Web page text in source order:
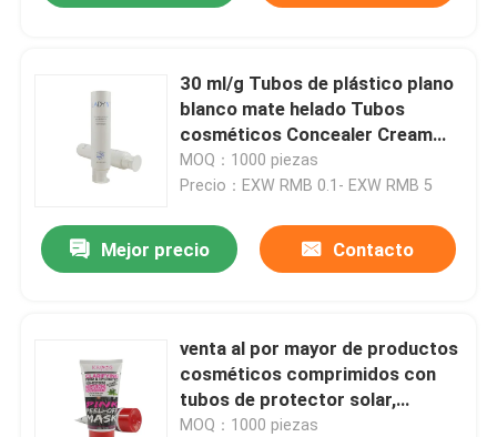
30 ml/g Tubos de plástico plano
blanco mate helado Tubos
cosméticos Concealer Cream
Foundation Tubos de embalaje
líquidos BB Cream
MOQ：1000 piezas
Precio：EXW RMB 0.1- EXW RMB 5
Mejor precio Contacto
venta al por mayor de productos
cosméticos comprimidos con
tubos de protector solar,
protector solar vacío, crema
MOQ：1000 piezas